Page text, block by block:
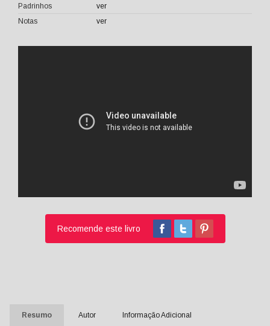
Padrinhos
ver
Notas
ver
Recomende este livro
Resumo Autor Informação Adicional